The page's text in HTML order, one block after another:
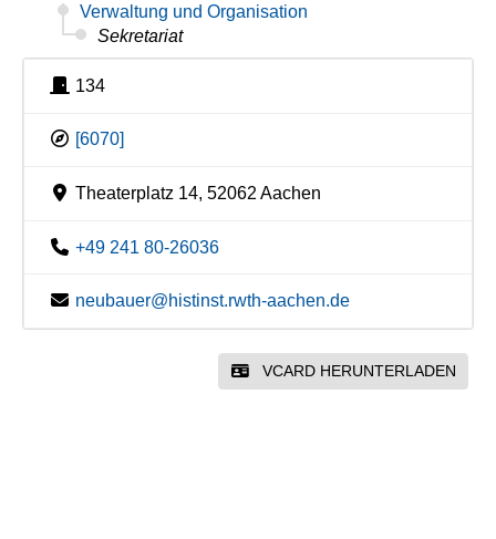
Verwaltung und Organisation
Sekretariat
134
[6070]
Theaterplatz 14, 52062 Aachen
+49 241 80-26036
neubauer@histinst.rwth-aachen.de
VCARD HERUNTERLADEN